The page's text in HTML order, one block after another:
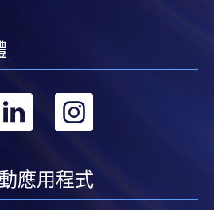
轉
linkedin
應用程式